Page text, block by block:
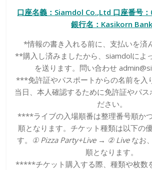
口座名義：Siamdol Co.,Ltd 口座番号
銀行名：Kasikorn Bank
*情報の書き入れる前に、支払いを済
**購入し済みましたから、siamdolによ
を送ります。問い合わせ
***免許証やパスポートからの名前を入
当日、本人確認するために免許証やパス
ださい。
****ライブの入場順番は整理番号順か
順となります。チケット種類は以下の
す。 ① Pizza Party+Live → ② Liveなお
順となります。
*****チケット購入する際、種類や枚数